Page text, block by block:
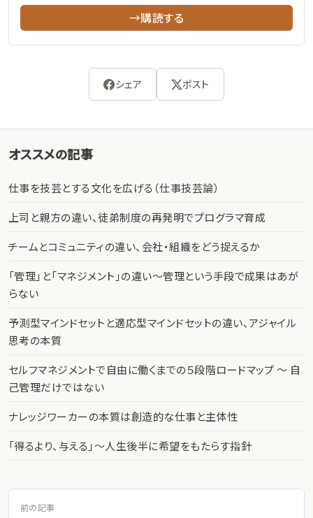
→購読する
シェア ポスト
オススメの記事
仕事を技芸とする文化を広げる（仕事技芸論）
上司と親方の違い、徒弟制度の再発明でプログラマ育成
チームとコミュニティの違い、会社・組織をどう捉えるか
「管理」と「マネジメント」の違い〜管理という手段で成果はあが
らない
予測型マインドセットと適応型マインドセットの違い、アジャイル
思考の本質
セルフマネジメントで自由に働くまでの５段階ロードマップ 〜 自
己管理だけではない
ナレッジワーカーの本質は創造的な仕事と主体性
「得るより、与える」〜人生後半に希望をもたらす指針
前の記事